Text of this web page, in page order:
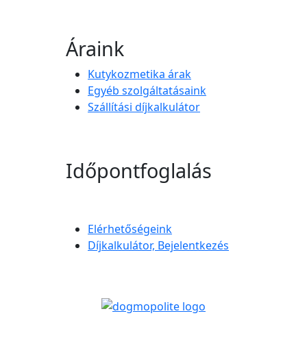
Áraink
Kutykozmetika árak
Egyéb szolgáltatásaink
Szállítási díjkalkulátor
Időpontfoglalás
Elérhetőségeink
Díjkalkulátor, Bejelentkezés